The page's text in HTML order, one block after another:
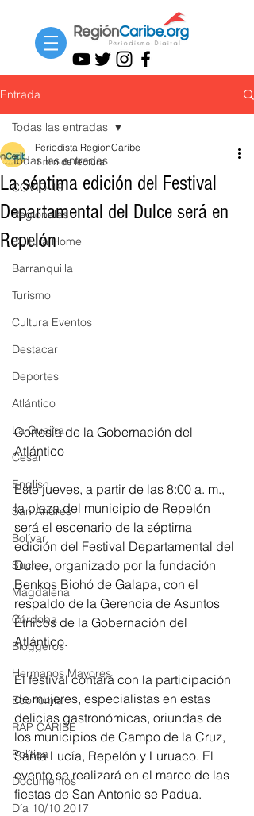
Entrada
Todas las entradas
COVID-19
Regionales
Cultura Home
Barranquilla
Turismo
Cultura Eventos
Destacar
Deportes
Atlántico
La Guajira
Cesar
English
San Andres
Bolívar
Sucre
Magdalena
Córdoba
Bloggeros
Hermanos Mayores
Economía
RAP CARIBE
Política
Documentos
Día 10/10 2017
Todas las entradas
La séptima edición del Festival
Departamental del Dulce será en
Repelón
Periodista RegionCaribe
1 min de lectura
Cortesía de la Gobernación del
Atlántico
Este jueves, a partir de las 8:00 a. m.,
la plaza del municipio de Repelón
será el escenario de la séptima
edición del Festival Departamental del
Dulce, organizado por la fundación
Benkos Biohó de Galapa, con el
respaldo de la Gerencia de Asuntos
Étnicos de la Gobernación del
Atlántico.
El festival contará con la participación
de mujeres, especialistas en estas
delicias gastronómicas, oriundas de
los municipios de Campo de la Cruz,
Santa Lucía, Repelón y Luruaco. El
evento se realizará en el marco de las
fiestas de San Antonio se Padua.